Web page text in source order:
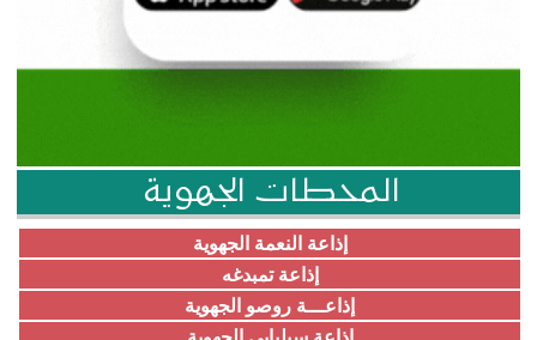
المحطات الجهوية
إذاعة النعمة الجهوية
إذاعة تمبدغه
إذاعـــة روصو الجهوية